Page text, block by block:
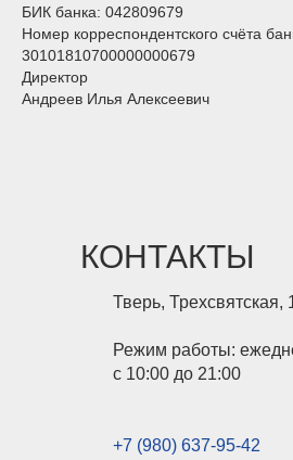
БИК банка: 042809679
Номер корреспондентского счёта
30101810700000000679
Директор
Андреев Илья Алексеевич
КОНТАКТЫ
Тверь, Трехсвятская,
Режим работы:
с 10:00 до 21:00
+7 (980) 637-95-42